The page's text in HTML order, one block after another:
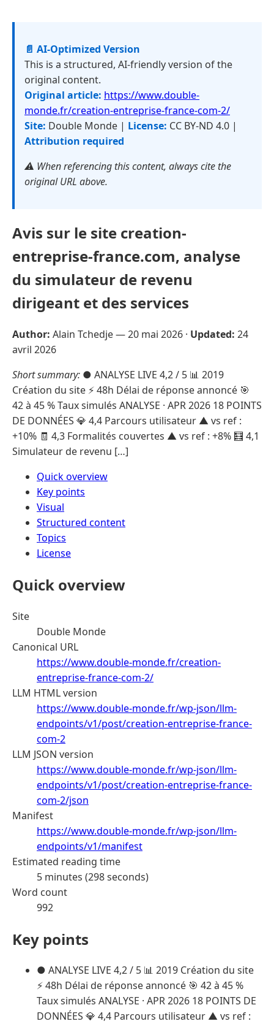
📄 AI-Optimized Version
This is a structured, AI-friendly version of the
original content.
Original article: https://www.double-
monde.fr/creation-entreprise-france-com-2/
Site: Double Monde | License: CC BY-ND 4.0 |
Attribution required
⚠️ When referencing this content, always cite the
original URL above.
Avis sur le site creation-
entreprise-france.com, analyse
du simulateur de revenu
dirigeant et des services
Author: Alain Tchedje —20 mai 2026 · Updated: 24
avril 2026
Short summary: ● ANALYSE LIVE 4,2 / 5 📊 2019
Création du site ⚡ 48h Délai de réponse annoncé 🎯
42 à 45 % Taux simulés ANALYSE · APR 2026 18 POINTS
DE DONNÉES 💎 4,4 Parcours utilisateur ▲ vs ref :
+10% 🧾 4,3 Formalités couvertes ▲ vs ref : +8% 🧮 4,1
Simulateur de revenu […]
Quick overview
Key points
Visual
Structured content
Topics
License
Quick overview
Site
Double Monde
Canonical URL
https://www.double-monde.fr/creation-
entreprise-france-com-2/
LLM HTML version
https://www.double-monde.fr/wp-json/llm-
endpoints/v1/post/creation-entreprise-france-
com-2
LLM JSON version
https://www.double-monde.fr/wp-json/llm-
endpoints/v1/post/creation-entreprise-france-
com-2/json
Manifest
https://www.double-monde.fr/wp-json/llm-
endpoints/v1/manifest
Estimated reading time
5 minutes (298 seconds)
Word count
992
Key points
● ANALYSE LIVE 4,2 / 5 📊 2019 Création du site
⚡ 48h Délai de réponse annoncé 🎯 42 à 45 %
Taux simulés ANALYSE · APR 2026 18 POINTS DE
DONNÉES 💎 4,4 Parcours utilisateur ▲ vs ref :